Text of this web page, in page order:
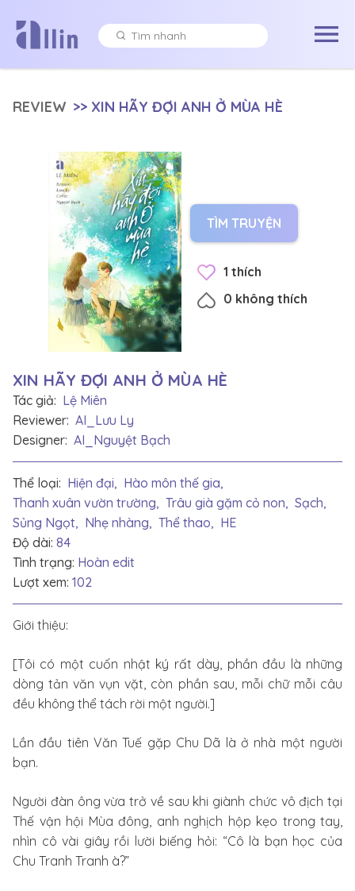
REVIEW >> XIN HÃY ĐỢI ANH Ở MÙA HÈ
TÌM TRUYỆN
1 thích
0 không thích
XIN HÃY ĐỢI ANH Ở MÙA HÈ
Tác giả: Lệ Miên
Reviewer: AI_Lưu Ly
Designer: AI_Nguyệt Bạch
Thể loại: Hiện đại, Hào môn thế gia,
Thanh xuân vườn trường, Trâu già gặm cỏ non, Sạch,
Sủng Ngọt, Nhẹ nhàng, Thể thao, HE
Độ dài: 84
Tình trạng: Hoàn edit
Lượt xem: 102
Giới thiệu:
[Tôi có một cuốn nhật ký rất dày, phần đầu là những
dòng tản văn vụn vặt, còn phần sau, mỗi chữ mỗi câu
đều không thể tách rời một người.]
Lần đầu tiên Văn Tuế gặp Chu Dã là ở nhà một người
bạn.
Người đàn ông vừa trở về sau khi giành chức vô địch tại
Thế vận hội Mùa đông, anh nghịch hộp kẹo trong tay,
nhìn cô vài giây rồi lười biếng hỏi: “Cô là bạn học của
Chu Tranh Tranh à?”